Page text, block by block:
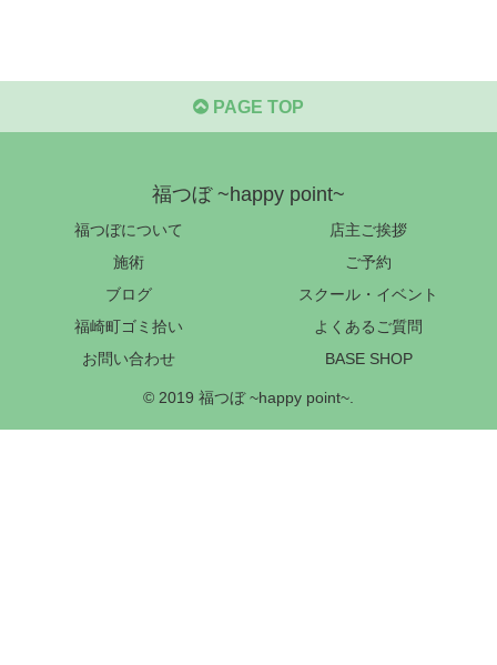
PAGE TOP
福つぼ ~happy point~
福つぼについて
店主ご挨拶
施術
ご予約
ブログ
スクール・イベント
福崎町ゴミ拾い
よくあるご質問
お問い合わせ
BASE SHOP
© 2019 福つぼ ~happy point~.